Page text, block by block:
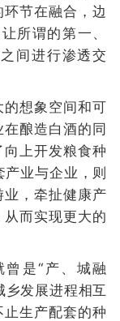
节在融合，边
所谓的第一、
间进行渗透交
想象空间和可
酿造白酒的同
上开发粮食种
业与企业，则
，牵扯健康产
而实现更大的
是“产、城融
乡发展进程相互
生产配套的种